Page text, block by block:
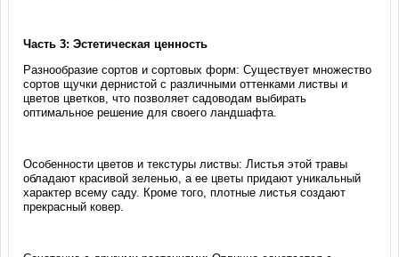
Часть 3: Эстетическая ценность
Разнообразие сортов и сортовых форм: Существует множество
сортов щучки дернистой с различными оттенками листвы и
цветов цветков, что позволяет садоводам выбирать
оптимальное решение для своего ландшафта.
Особенности цветов и текстуры листвы: Листья этой травы
обладают красивой зеленью, а ее цветы придают уникальный
характер всему саду. Кроме того, плотные листья создают
прекрасный ковер.